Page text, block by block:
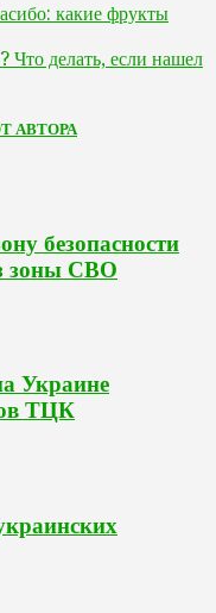
какие фрукты
Что делать, если нашел
АВТОРА
безопасности
зоны СВО
Украине
ТЦК